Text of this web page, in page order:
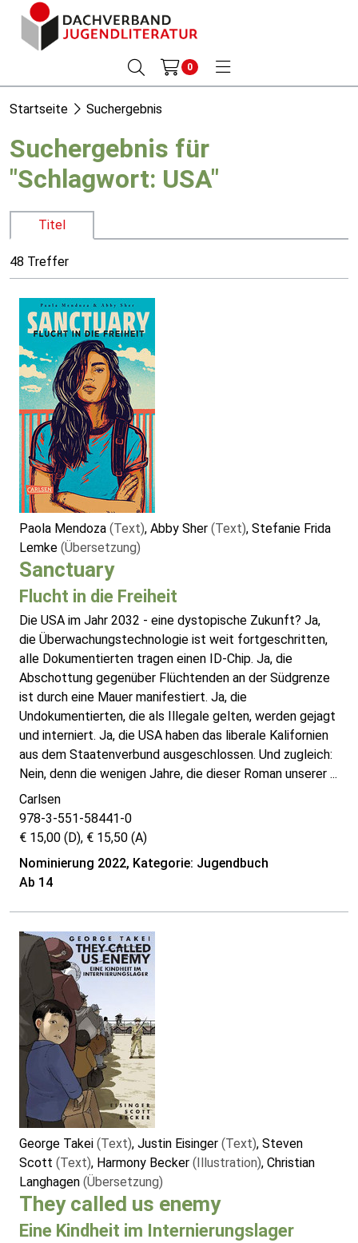
0
Startseite Suchergebnis
Suchergebnis für
"Schlagwort: USA"
Titel
48 Treffer
Paola Mendoza (Text), Abby Sher (Text), Stefanie Frida
Lemke (Übersetzung)
Sanctuary
Flucht in die Freiheit
Die USA im Jahr 2032 - eine dystopische Zukunft? Ja,
die Überwachungstechnologie ist weit fortgeschritten,
alle Dokumentierten tragen einen ID-Chip. Ja, die
Abschottung gegenüber Flüchtenden an der Südgrenze
ist durch eine Mauer manifestiert. Ja, die
Undokumentierten, die als Illegale gelten, werden gejagt
und interniert. Ja, die USA haben das liberale Kalifornien
aus dem Staatenverbund ausgeschlossen. Und zugleich:
Nein, denn die wenigen Jahre, die dieser Roman unserer ...
Carlsen
978-3-551-58441-0
€ 15,00 (D), € 15,50 (A)
Nominierung 2022, Kategorie: Jugendbuch
Ab 14
George Takei (Text), Justin Eisinger (Text), Steven
Scott (Text), Harmony Becker (Illustration), Christian
Langhagen (Übersetzung)
They called us enemy
Eine Kindheit im Internierungslager